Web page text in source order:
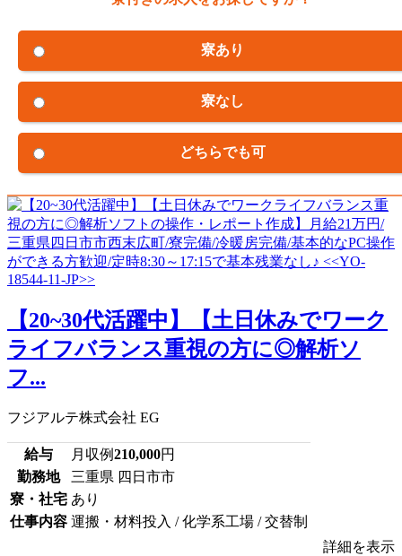
寮あり
寮なし
どちらでも可
【20~30代活躍中】【土日休みでワーク
ライフバランス重視の方に◎解析ソ
フ...
フジアルテ株式会社 EG
給与 月収例210,000円
勤務地
三重県 四日市市
寮・社宅 あり
仕事内容 運搬・材料投入 / 化学系工場 / 交替制
詳細を表示